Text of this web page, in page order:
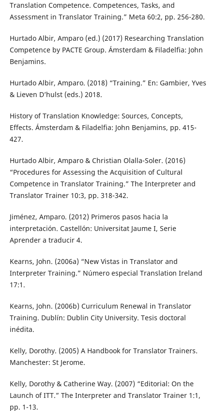
Translation Competence. Competences, Tasks, and
Assessment in Translator Training.” Meta 60:2, pp. 256-280.
Hurtado Albir, Amparo (ed.) (2017) Researching Translation
Competence by PACTE Group. Ámsterdam & Filadelfia: John
Benjamins.
Hurtado Albir, Amparo. (2018) “Training.” En: Gambier, Yves
& Lieven D’hulst (eds.) 2018.
History of Translation Knowledge: Sources, Concepts,
Effects. Ámsterdam & Filadelfia: John Benjamins, pp. 415-
427.
Hurtado Albir, Amparo & Christian Olalla-Soler. (2016)
“Procedures for Assessing the Acquisition of Cultural
Competence in Translator Training.” The Interpreter and
Translator Trainer 10:3, pp. 318-342.
Jiménez, Amparo. (2012) Primeros pasos hacia la
interpretación. Castellón: Universitat Jaume I, Serie
Aprender a traducir 4.
Kearns, John. (2006a) “New Vistas in Translator and
Interpreter Training.” Número especial Translation Ireland
17:1.
Kearns, John. (2006b) Curriculum Renewal in Translator
Training. Dublín: Dublin City University. Tesis doctoral
inédita.
Kelly, Dorothy. (2005) A Handbook for Translator Trainers.
Manchester: St Jerome.
Kelly, Dorothy & Catherine Way. (2007) “Editorial: On the
Launch of ITT.” The Interpreter and Translator Trainer 1:1,
pp. 1-13.